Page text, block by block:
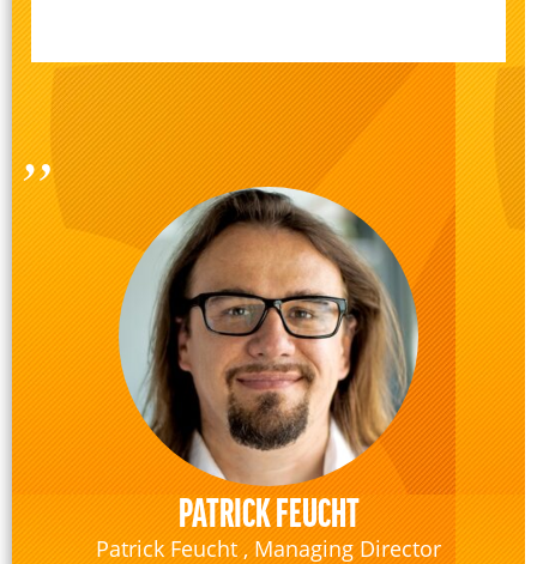
PATRICK FEUCHT
Patrick Feucht , Managing Director